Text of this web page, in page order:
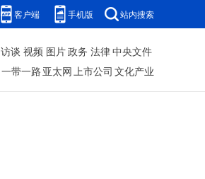
客户端 手机版 站内搜索
访谈 视频 图片政务 法律中央文件
一带一路 亚太网上市公司 文化产业